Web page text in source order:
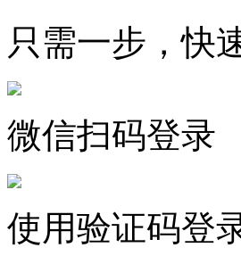
只需一步，快
微信扫码登录
使用验证码登